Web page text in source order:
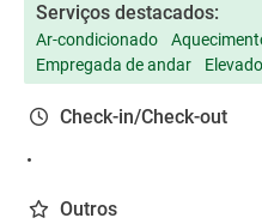
Serviços destacados:
Ar-condicionado
Empregada de andar
Check-in/Check-out
Outros